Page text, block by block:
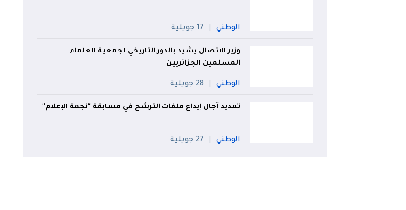
الوطني 17 جويلية
وزير الاتصال يشيد بالدور التاريخي لجمعية العلماء
المسلمين الجزائريين
الوطني 28 جويلية
تمديد آجال إيداع ملفات الترشح في مسابقة "نجمة الإعلام"
الوطني 27 جويلية